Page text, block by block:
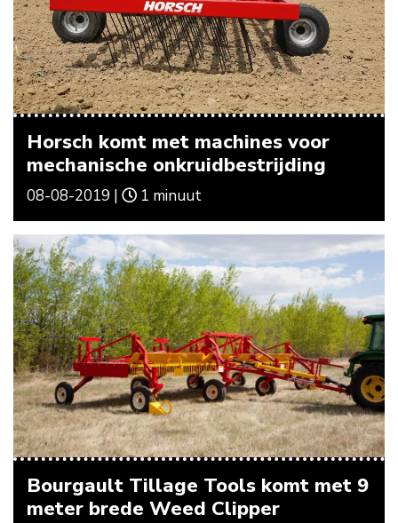
Horsch komt met machines voor
mechanische onkruidbestrijding
08-08-2019 | 1 minuut
Bourgault Tillage Tools komt met 9
meter brede Weed Clipper